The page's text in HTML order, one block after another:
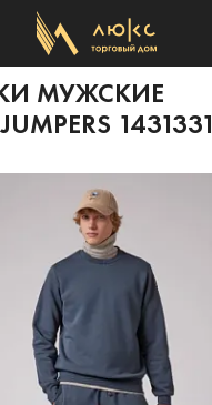
МУЖСКИЕ
1431331